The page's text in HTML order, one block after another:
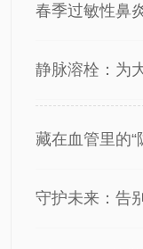
静脉溶栓：为
藏在血管里的“